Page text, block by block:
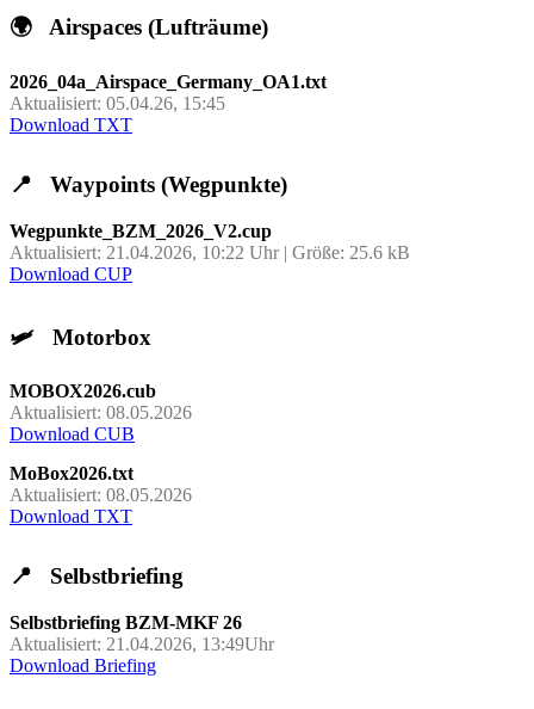
🌍 Airspaces (Lufträume)
2026_04a_Airspace_Germany_OA1.txt
Aktualisiert: 05.04.26, 15:45
Download TXT
📍 Waypoints (Wegpunkte)
Wegpunkte_BZM_2026_V2.cup
Aktualisiert: 21.04.2026, 10:22 Uhr | Größe: 25.6 kB
Download CUP
🛩️ Motorbox
MOBOX2026.cub
Aktualisiert: 08.05.2026
Download CUB
MoBox2026.txt
Aktualisiert: 08.05.2026
Download TXT
📍 Selbstbriefing
Selbstbriefing BZM-MKF 26
Aktualisiert: 21.04.2026, 13:49Uhr
Download Briefing